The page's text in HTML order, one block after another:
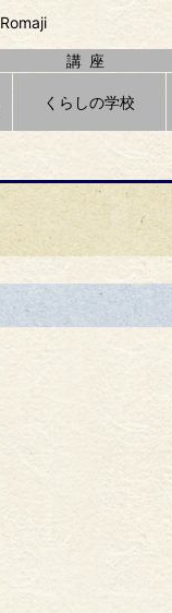
Romaji
講座
くらしの学校